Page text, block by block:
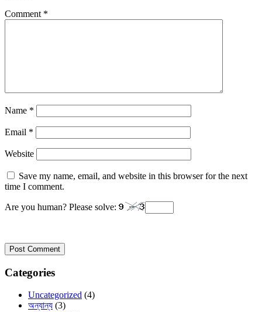
Comment *
Name *
Email *
Website
Save my name, email, and website in this browser for the next
time I comment.
Are you human? Please solve:
Categories
Uncategorized (4)
অন্যান্য (3)